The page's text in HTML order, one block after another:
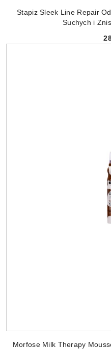
Stapiz Sleek Line Repair
Suchych i
Morfose Milk Therapy